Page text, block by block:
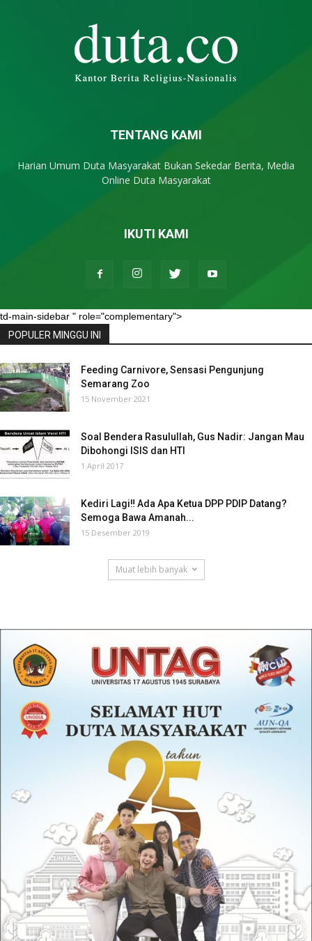
TENTANG KAMI
Harian Umum Duta Masyarakat Bukan Sekedar Berita, Media
Online Duta Masyarakat
IKUTI KAMI
td-main-sidebar " role="complementary">
POPULER MINGGU INI
Feeding Carnivore, Sensasi Pengunjung
Semarang Zoo
15 November 2021
Soal Bendera Rasulullah, Gus Nadir: Jangan Mau
Dibohongi ISIS dan HTI
1 April 2017
Kediri Lagi‼ Ada Apa Ketua DPP PDIP Datang?
Semoga Bawa Amanah...
15 Desember 2019
Muat lebih banyak